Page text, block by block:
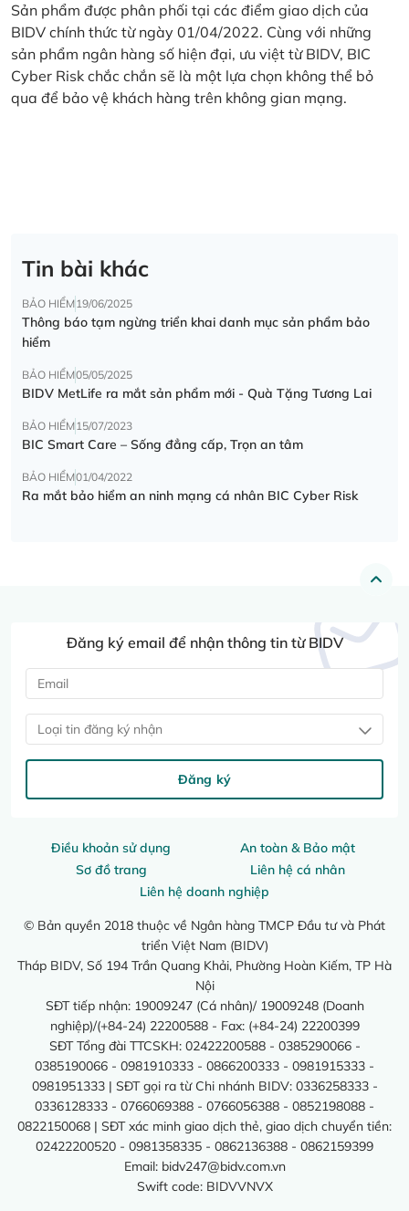
Sản phẩm được phân phối tại các điểm giao dịch của
BIDV chính thức từ ngày 01/04/2022. Cùng với những
sản phẩm ngân hàng số hiện đại, ưu việt từ BIDV, BIC
Cyber Risk chắc chắn sẽ là một lựa chọn không thể bỏ
qua để bảo vệ khách hàng trên không gian mạng.
Tin bài khác
BẢO HIỂM19/06/2025
Thông báo tạm ngừng triển khai danh mục sản phẩm bảo
hiểm
BẢO HIỂM05/05/2025
BIDV MetLife ra mắt sản phẩm mới - Quà Tặng Tương Lai
BẢO HIỂM15/07/2023
BIC Smart Care – Sống đẳng cấp, Trọn an tâm
BẢO HIỂM01/04/2022
Ra mắt bảo hiểm an ninh mạng cá nhân BIC Cyber Risk
Điều khoản sử dụng
An toàn & Bảo mật
Sơ đồ trang
Liên hệ cá nhân
Liên hệ doanh nghiệp
© Bản quyền 2018 thuộc về Ngân hàng TMCP Đầu tư và Phát
triển Việt Nam (BIDV)
Tháp BIDV, Số 194 Trần Quang Khải, Phường Hoàn Kiếm, TP Hà
Nội
SĐT tiếp nhận: 19009247 (Cá nhân)/ 19009248 (Doanh
nghiệp)/(+84-24) 22200588 - Fax: (+84-24) 22200399
SĐT Tổng đài TTCSKH: 02422200588 - 0385290066 -
0385190066 - 0981910333 - 0866200333 - 0981915333 -
0981951333 | SĐT gọi ra từ Chi nhánh BIDV: 0336258333 -
0336128333 - 0766069388 - 0766056388 - 0852198088 -
0822150068 | SĐT xác minh giao dịch thẻ, giao dịch chuyển tiền:
02422200520 - 0981358335 - 0862136388 - 0862159399
Email: bidv247@bidv.com.vn
Swift code: BIDVVNVX
Đăng ký email để nhận thông tin từ BIDV
Loại tin đăng ký nhận
Đăng ký